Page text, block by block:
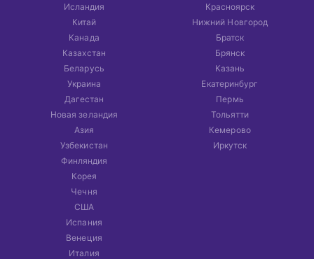
Исландия
Китай
Канада
Казахстан
Беларусь
Украина
Дагестан
Новая зеландия
Азия
Узбекистан
Финляндия
Корея
Чечня
США
Испания
Венеция
Италия
Красноярск
Нижний Новгород
Братск
Брянск
Казань
Екатеринбург
Пермь
Тольятти
Кемерово
Иркутск